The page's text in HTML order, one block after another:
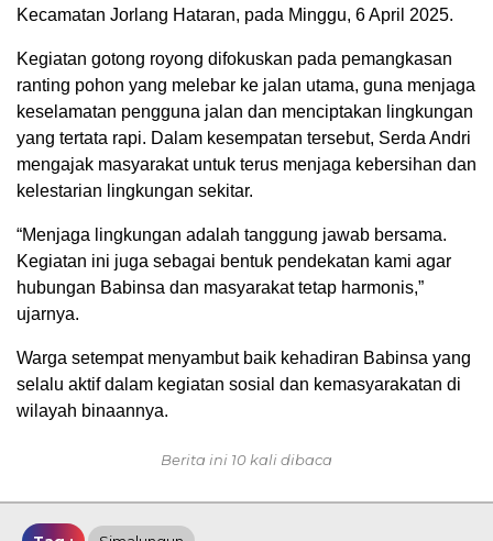
Kecamatan Jorlang Hataran, pada Minggu, 6 April 2025.
Kegiatan gotong royong difokuskan pada pemangkasan
ranting pohon yang melebar ke jalan utama, guna menjaga
keselamatan pengguna jalan dan menciptakan lingkungan
yang tertata rapi. Dalam kesempatan tersebut, Serda Andri
mengajak masyarakat untuk terus menjaga kebersihan dan
kelestarian lingkungan sekitar.
“Menjaga lingkungan adalah tanggung jawab bersama.
Kegiatan ini juga sebagai bentuk pendekatan kami agar
hubungan Babinsa dan masyarakat tetap harmonis,”
ujarnya.
Warga setempat menyambut baik kehadiran Babinsa yang
selalu aktif dalam kegiatan sosial dan kemasyarakatan di
wilayah binaannya.
Berita ini 10 kali dibaca